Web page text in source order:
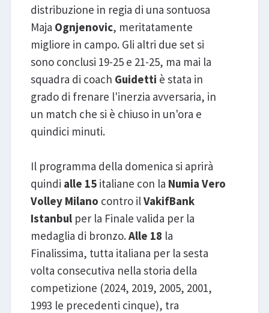
distribuzione in regia di una sontuosa
Maja Ognjenovic, meritatamente
migliore in campo. Gli altri due set si
sono conclusi 19-25 e 21-25, ma mai la
squadra di coach Guidetti è stata in
grado di frenare l'inerzia avversaria, in
un match che si è chiuso in un'ora e
quindici minuti.
Il programma della domenica si aprirà
quindi alle 15 italiane con la Numia Vero
Volley Milano contro ilVakifBank
Istanbulper la Finale valida per la
medaglia di bronzo.Alle 18 la
Finalissima, tutta italiana per la sesta
volta consecutiva nella storia della
competizione (2024, 2019, 2005, 2001,
1993 le precedenti cinque), tra